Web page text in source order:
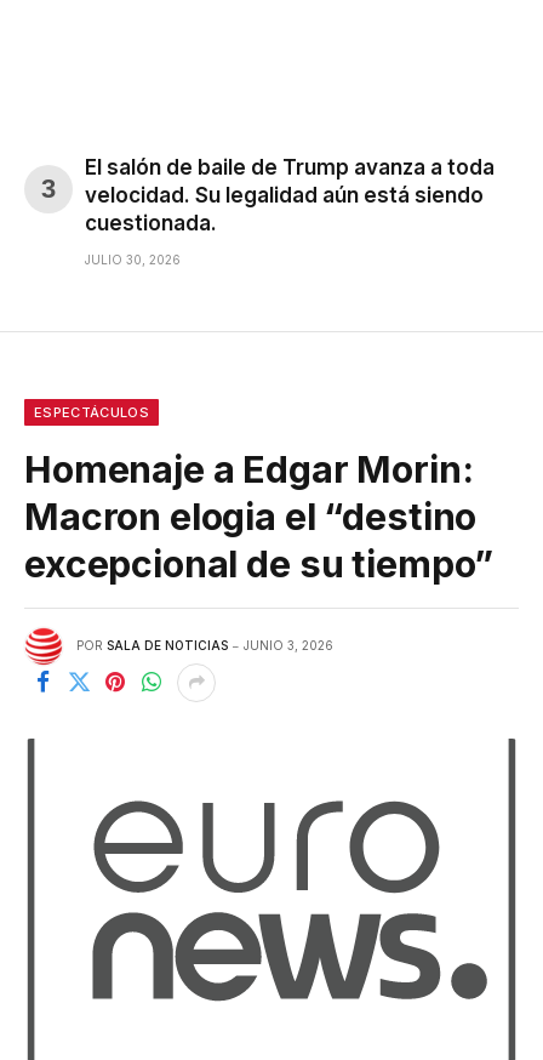
El salón de baile de Trump avanza a toda
velocidad. Su legalidad aún está siendo
cuestionada.
JULIO 30, 2026
ESPECTÁCULOS
Homenaje a Edgar Morin:
Macron elogia el “destino
excepcional de su tiempo”
POR SALA DE NOTICIAS JUNIO 3, 2026